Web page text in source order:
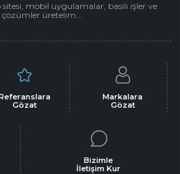
sitesi, mobil uygulamalar, basılı işler ve
çözümler üretelim...
Gözat
Markalara
Gözat
Bizimle
İletişim Kur